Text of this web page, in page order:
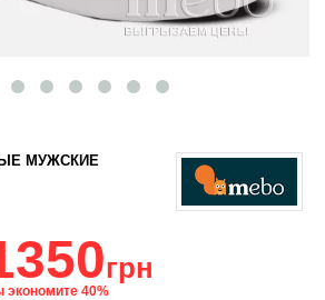
МУЖСКИЕ
грн
экономите 40%